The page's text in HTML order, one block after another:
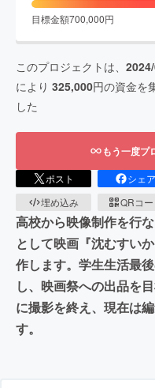
目標金額700,000円
このプロジェクトは、
により 325,000円の資金を
した
もう一度プ
ポスト シェア
埋め込み
QRコー
高校から映像制作を行
として映画『沈むすい
作します。学生生活最
し、映画祭への出品を
に撮影を終え、現在は
す。